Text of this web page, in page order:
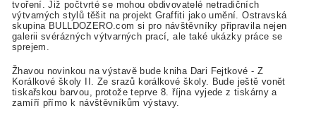
tvoření. Již počtvrté se mohou obdivovatelé netradičních
výtvarných stylů těšit na projekt Graffiti jako umění. Ostravská
skupina BULLDOZERO.com si pro návštěvníky připravila nejen
galerii svérázných výtvarných prací, ale také ukázky práce se
sprejem.
Žhavou novinkou na výstavě bude kniha Dari Fejtkové - Z
Korálkové školy II. Ze srazů korálkové školy. Bude ještě vonět
tiskařskou barvou, protože teprve 8. října vyjede z tiskárny a
zamíří přímo k návštěvníkům výstavy.